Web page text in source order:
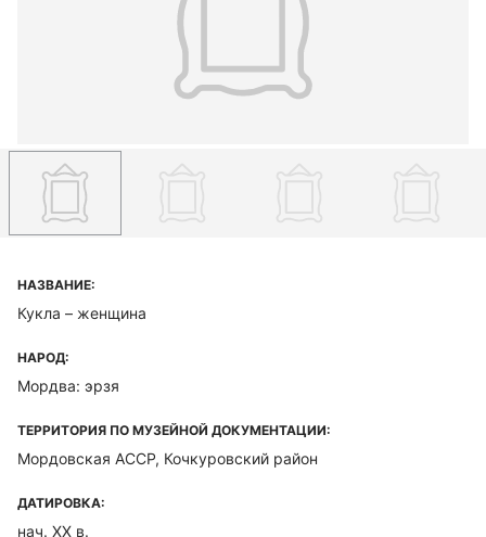
НАЗВАНИЕ:
Кукла – женщина
НАРОД:
Мордва: эрзя
ТЕРРИТОРИЯ ПО МУЗЕЙНОЙ ДОКУМЕНТАЦИИ:
Мордовская ACCP, Кочкуровский район
ДАТИРОВКА:
нач. XX в.